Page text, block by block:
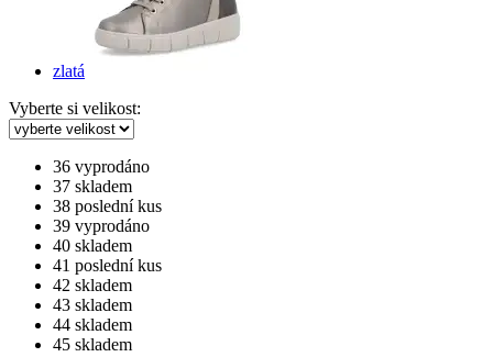
zlatá
Vyberte si velikost:
36 vyprodáno
37 skladem
38 poslední kus
39 vyprodáno
40 skladem
41 poslední kus
42 skladem
43 skladem
44 skladem
45 skladem